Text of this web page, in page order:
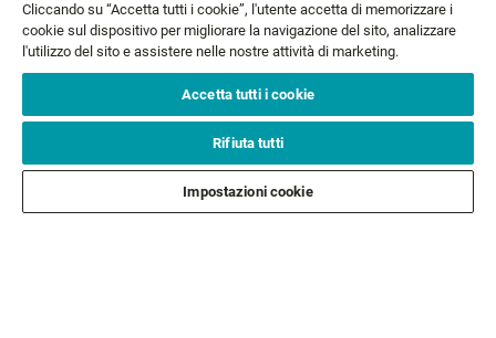
NEWSLETTER
ASSISTENZA CLIENTI
Cliccando su “Accetta tutti i cookie”, l'utente accetta di memorizzare i
cookie sul dispositivo per migliorare la navigazione del sito, analizzare
l'utilizzo del sito e assistere nelle nostre attività di marketing.
Accetta tutti i cookie
Rifiuta tutti
Impostazioni cookie